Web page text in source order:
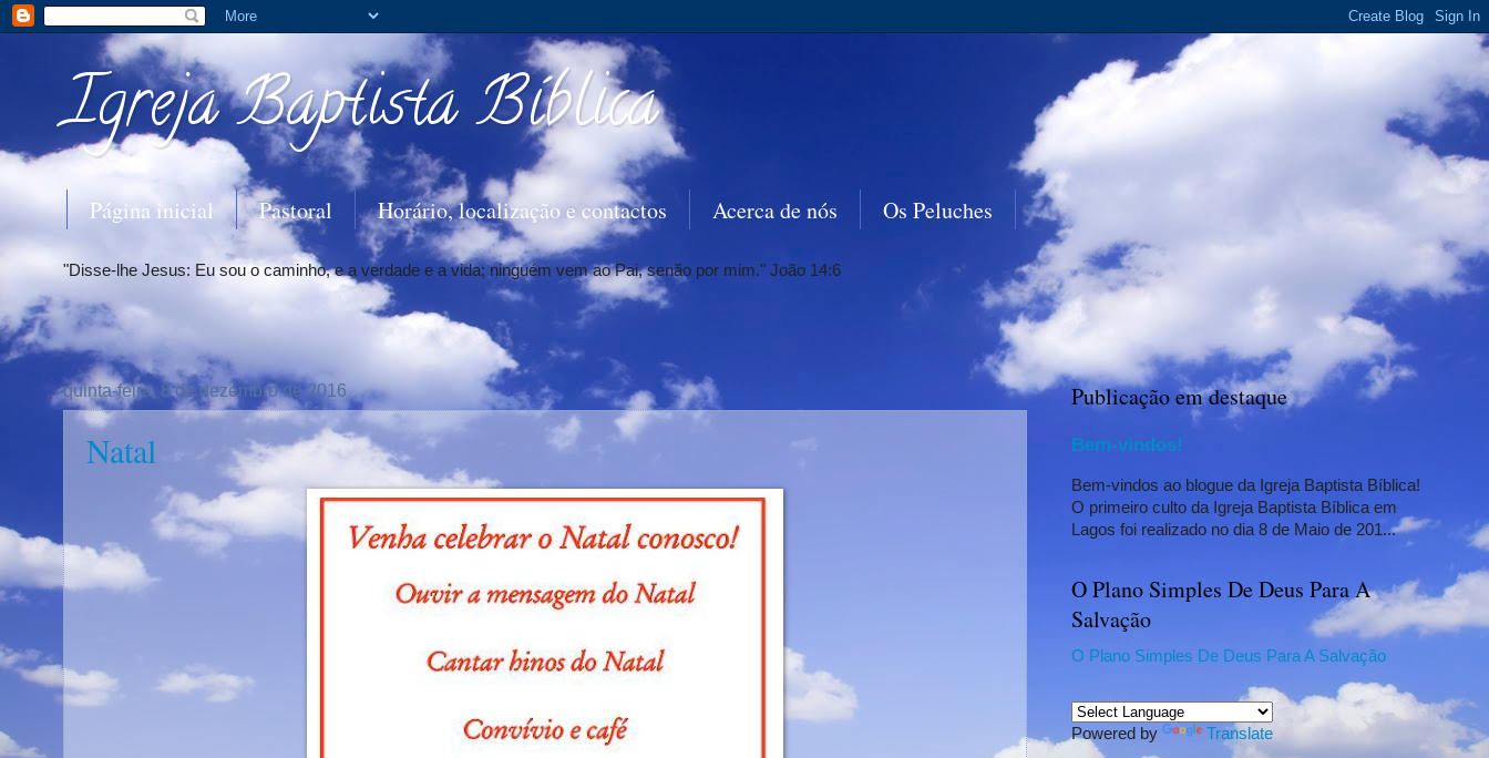
Igreja Baptista Bíblica
Página inicial Pastoral Horário, localização e contactos Acerca de nós Os Peluches
"Disse-lhe Jesus: Eu sou o caminho, e a verdade e a vida; ninguém vem ao Pai, senão por mim." João 14:6
quinta-feira, 8 de dezembro de 2016
Natal
Publicação em destaque
Bem-vindos!
Bem-vindos ao blogue da Igreja Baptista Bíblica!
O primeiro culto da Igreja Baptista Bíblica em
Lagos foi realizado no dia 8 de Maio de 201...
O Plano Simples De Deus Para A
Salvação
O Plano Simples De Deus Para A Salvação
Powered by Translate